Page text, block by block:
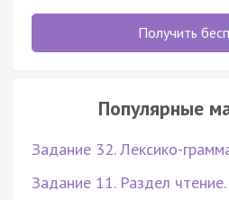
Получить
Популярные
Задание 32. Лексико-
Задание 11. Раздел